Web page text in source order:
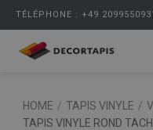
TÉLÉPHONE : +49
HOME / TAPIS VINYLE /
TAPIS VINYLE ROND